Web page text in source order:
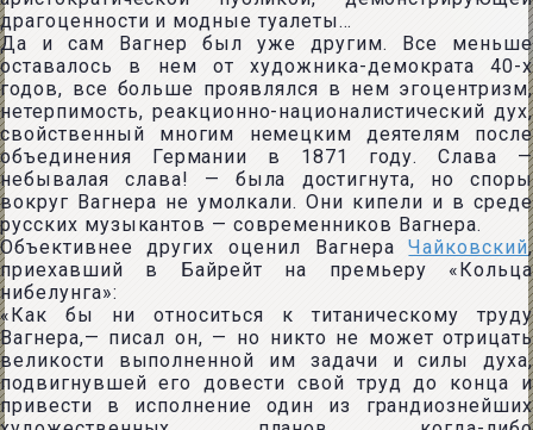
драгоценности и модные туалеты…
Да и сам Вагнер был уже другим. Все меньше
оставалось в нем от художника-демократа 40-х
годов, все больше проявлялся в нем эгоцентризм,
нетерпимость, реакционно-националистический дух,
свойственный многим немецким деятелям после
объединения Германии в 1871 году. Слава —
небывалая слава! — была достигнута, но споры
вокруг Вагнера не умолкали. Они кипели и в среде
русских музыкантов — современников Вагнера.
Объективнее других оценил ВагнераЧайковский,
приехавший в Байрейт на премьеру «Кольца
нибелунга»:
«Как бы ни относиться к титаническому труду
Вагнера,— писал он, — но никто не может отрицать
великости выполненной им задачи и силы духа,
подвигнувшей его довести свой труд до конца и
привести в исполнение один из грандиознейших